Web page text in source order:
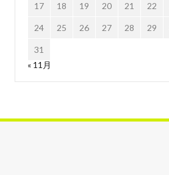
17 18 19 20 21 22
24 25 26 27 28 29
31
« 11月